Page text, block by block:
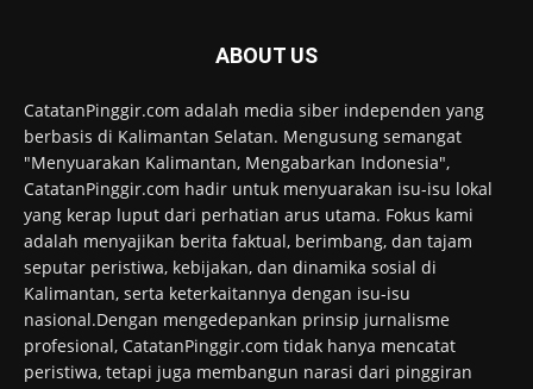
ABOUT US
CatatanPinggir.com adalah media siber independen yang
berbasis di Kalimantan Selatan. Mengusung semangat
"Menyuarakan Kalimantan, Mengabarkan Indonesia",
CatatanPinggir.com hadir untuk menyuarakan isu-isu lokal
yang kerap luput dari perhatian arus utama. Fokus kami
adalah menyajikan berita faktual, berimbang, dan tajam
seputar peristiwa, kebijakan, dan dinamika sosial di
Kalimantan, serta keterkaitannya dengan isu-isu
nasional.Dengan mengedepankan prinsip jurnalisme
profesional, CatatanPinggir.com tidak hanya mencatat
peristiwa, tetapi juga membangun narasi dari pinggiran